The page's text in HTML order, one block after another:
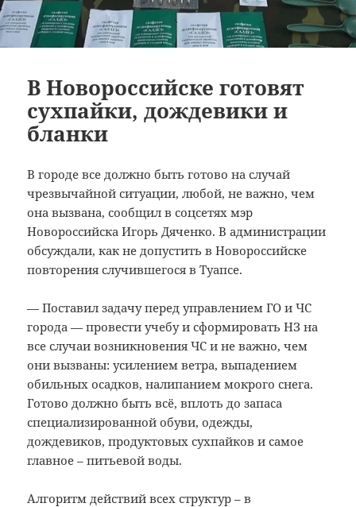
В Новороссийске готовят
сухпайки, дождевики и
бланки
В городе все должно быть готово на случай
чрезвычайной ситуации, любой, не важно, чем
она вызвана, сообщил в соцсетях мэр
Новороссийска Игорь Дяченко.В администрации
обсуждали, как не допустить в Новороссийске
повторения случившегося в Туапсе.
— Поставил задачу перед управлением ГО и ЧС
города — провести учебу и сформировать НЗ на
все случаи возникновения ЧС и не важно, чем
они вызваны: усилением ветра, выпадением
обильных осадков, налипанием мокрого снега.
Готово должно быть всё, вплоть до запаса
специализированной обуви, одежды,
дождевиков, продуктовых сухпайков и самое
главное – питьевой воды.
Алгоритм действий всех структур – в